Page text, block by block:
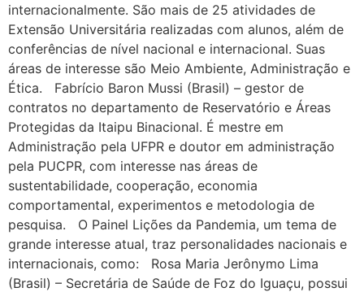
internacionalmente. São mais de 25 atividades de
Extensão Universitária realizadas com alunos, além de
conferências de nível nacional e internacional. Suas
áreas de interesse são Meio Ambiente, Administração e
Ética. Fabrício Baron Mussi (Brasil) – gestor de
contratos no departamento de Reservatório e Áreas
Protegidas da Itaipu Binacional. É mestre em
Administração pela UFPR e doutor em administração
pela PUCPR, com interesse nas áreas de
sustentabilidade, cooperação, economia
comportamental, experimentos e metodologia de
pesquisa. O Painel Lições da Pandemia, um tema de
grande interesse atual, traz personalidades nacionais e
internacionais, como: Rosa Maria Jerônymo Lima
(Brasil) – Secretária de Saúde de Foz do Iguaçu, possui